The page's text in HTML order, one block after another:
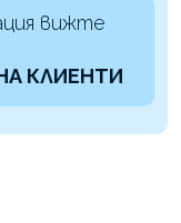
вижте
КЛИЕНТИ